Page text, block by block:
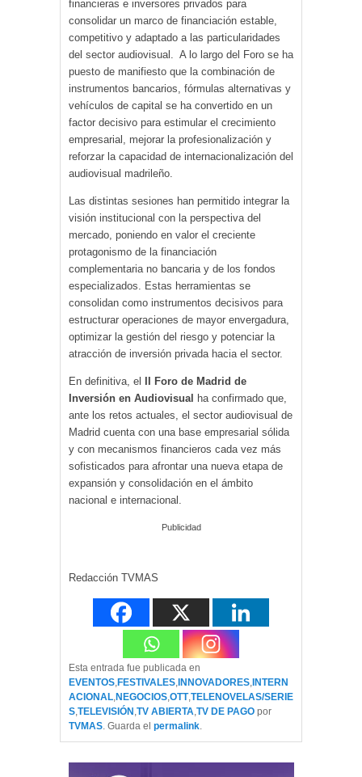
financieras e inversores privados para
consolidar un marco de financiación estable,
competitivo y adaptado a las particularidades
del sector audiovisual. A lo largo del Foro se ha
puesto de manifiesto que la combinación de
instrumentos bancarios, fórmulas alternativas y
vehículos de capital se ha convertido en un
factor decisivo para estimular el crecimiento
empresarial, mejorar la profesionalización y
reforzar la capacidad de internacionalización del
audiovisual madrileño.
Las distintas sesiones han permitido integrar la
visión institucional con la perspectiva del
mercado, poniendo en valor el creciente
protagonismo de la financiación
complementaria no bancaria y de los fondos
especializados. Estas herramientas se
consolidan como instrumentos decisivos para
estructurar operaciones de mayor envergadura,
optimizar la gestión del riesgo y potenciar la
atracción de inversión privada hacia el sector.
En definitiva, el
II Foro de Madrid de
Inversión en Audiovisual
ha confirmado que,
ante los retos actuales, el sector audiovisual de
Madrid cuenta con una base empresarial sólida
y con mecanismos financieros cada vez más
sofisticados para afrontar una nueva etapa de
expansión y consolidación en el ámbito
nacional e internacional.
Publicidad
Redacción TVMAS
Esta entrada fue publicada en
EVENTOS,FESTIVALES, INNOVADORES, INTERN
ACIONAL,NEGOCIOS,OTT,TELENOVELAS/SERIE
S,TELEVISIÓN ,TV ABIERTA,TV DE PAGO por
TVMAS. Guarda el permalink.